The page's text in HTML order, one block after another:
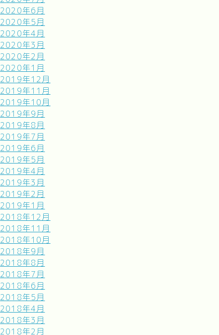
2020年6月
2020年5月
2020年4月
2020年3月
2020年2月
2020年1月
2019年12月
2019年11月
2019年10月
2019年9月
2019年8月
2019年7月
2019年6月
2019年5月
2019年4月
2019年3月
2019年2月
2019年1月
2018年12月
2018年11月
2018年10月
2018年9月
2018年8月
2018年7月
2018年6月
2018年5月
2018年4月
2018年3月
2018年2月